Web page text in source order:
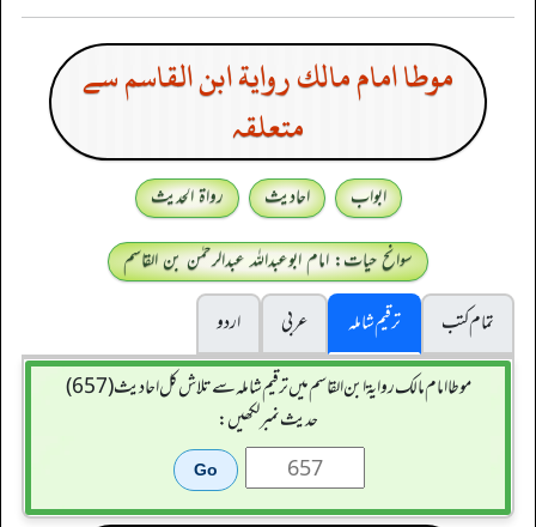
موطا امام مالك رواية ابن القاسم سے
متعلقہ
ابواب احادیث
رواۃ الحدیث
سوانح حیات: امام ابوعبداللہ عبدالرحمٰن بن القاسم
تمام کتب
ترقیم شاملہ عربی
اردو
موطا امام مالك رواية ابن القاسم میں ترقیم شاملہ سے تلاش کل احادیث (657)
حدیث نمبر لکھیں: